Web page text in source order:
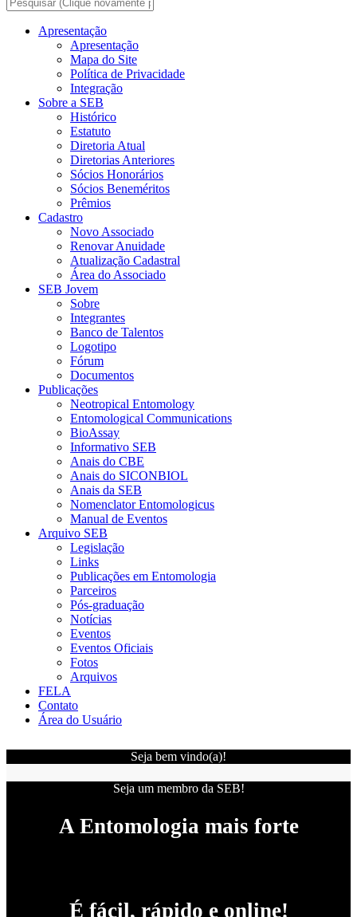
Apresentação
Apresentação
Mapa do Site
Política de Privacidade
Integração
Sobre a SEB
Histórico
Estatuto
Diretoria Atual
Diretorias Anteriores
Sócios Honorários
Sócios Beneméritos
Prêmios
Cadastro
Novo Associado
Renovar Anuidade
Atualização Cadastral
Área do Associado
SEB Jovem
Sobre
Integrantes
Banco de Talentos
Logotipo
Fórum
Documentos
Publicações
Neotropical Entomology
Entomological Communications
BioAssay
Informativo SEB
Anais do CBE
Anais do SICONBIOL
Anais da SEB
Nomenclator Entomologicus
Manual de Eventos
Arquivo SEB
Legislação
Links
Publicações em Entomologia
Parceiros
Pós-graduação
Notícias
Eventos
Eventos Oficiais
Fotos
Arquivos
FELA
Contato
Área do Usuário
Seja bem vindo(a)!
Seja um membro da SEB!
A Entomologia mais forte
É fácil, rápido e online!